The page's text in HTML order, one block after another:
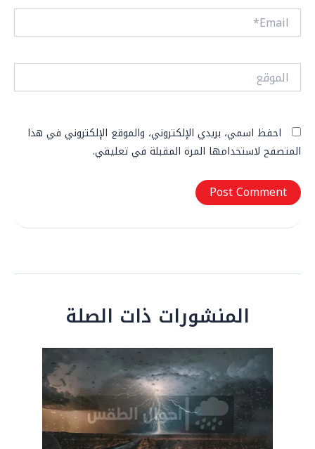
Email*
الموقع
احفظ اسمي، بريدي الإلكتروني، والموقع الإلكتروني في هذا
المتصفح لاستخدامها المرة المقبلة في تعليقي.
المنشورات ذات الصلة